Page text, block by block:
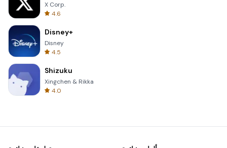
X Corp.
4.6
Disney+
Disney
4.5
Shizuku
Xingchen & Rikka
4.0